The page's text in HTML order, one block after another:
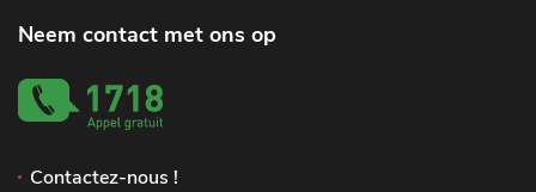
Neem contact met ons op
Contactez-nous !